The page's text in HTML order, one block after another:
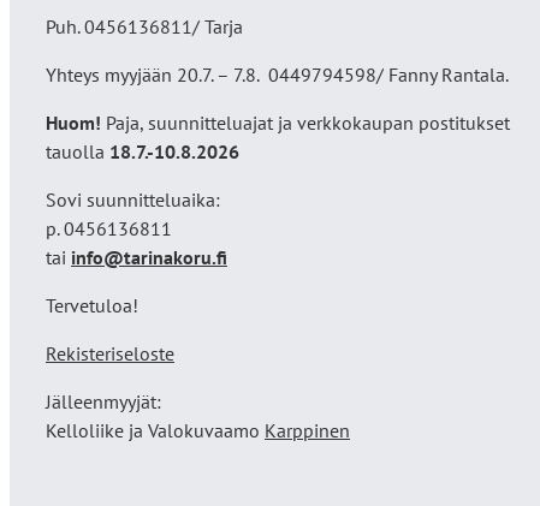
Puh. 0456136811/ Tarja
Yhteys myyjään 20.7. – 7.8. 0449794598/ Fanny Rantala.
Huom! Paja, suunnitteluajat ja verkkokaupan postitukset
tauolla 18.7.-10.8.2026
Sovi suunnitteluaika:
p. 0456136811
tai info@tarinakoru.fi
Tervetuloa!
Rekisteriseloste
Jälleenmyyjät:
Kelloliike ja Valokuvaamo Karppinen